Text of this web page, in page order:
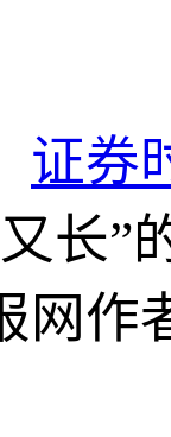
证券
长”
网作